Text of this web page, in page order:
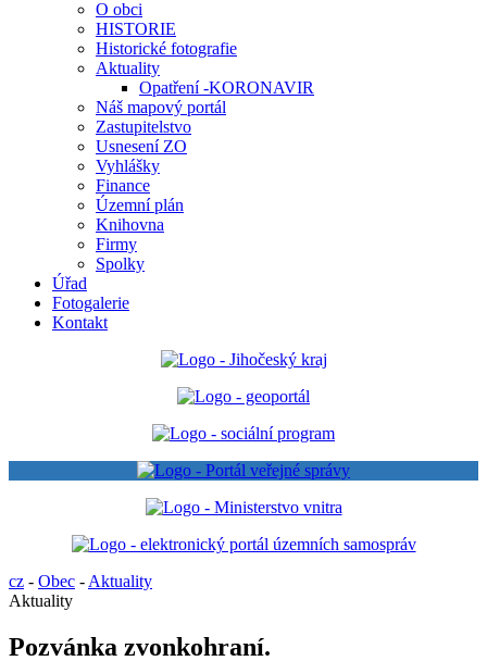
O obci
HISTORIE
Historické fotografie
Aktuality
Opatření -KORONAVIR
Náš mapový portál
Zastupitelstvo
Usnesení ZO
Vyhlášky
Finance
Územní plán
Knihovna
Firmy
Spolky
Úřad
Fotogalerie
Kontakt
cz - Obec - Aktuality
Aktuality
Pozvánka zvonkohraní.